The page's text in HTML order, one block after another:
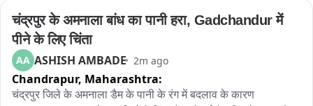
चंद्रपुर के अमनाला बांध का पानी हरा, Gadchandur में
पीने के लिए चिंता
AA ASHISH AMBADE 2m ago
Chandrapur, Maharashtra:
चंद्रपुर जिले के अमनाला डैम के पानी के रंग में बदलाव के कारण